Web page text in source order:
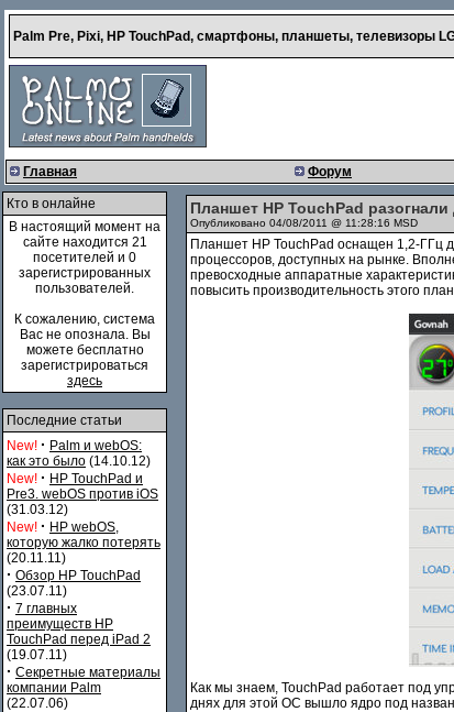
Palm Pre, Pixi, HP TouchPad, смартфоны, планшеты, телевизоры
Главная Форум
Кто в онлайне
В настоящий момент на
сайте находится 21
посетителей и 0
зарегистрированных
пользователей.
К сожалению, система
Вас не опознала. Вы
можете бесплатно
зарегистрироваться
здесь
Последние статьи
New! · Palm и webOS:
как это было (14.10.12)
New! · HP TouchPad и
Pre3. webOS против iOS
(31.03.12)
New! · HP webOS,
которую жалко потерять
(20.11.11)
· Обзор HP TouchPad
(23.07.11)
· 7 главных
преимуществ HP
TouchPad перед iPad 2
(19.07.11)
· Секретные материалы
компании Palm
(22.07.06)
Планшет HP TouchPad разогнали
Опубликовано 04/08/2011 @ 11:28:16 MSD
Планшет HP TouchPad оснащен 1,2-ГГц
процессоров, доступных на рынке.
превосходные аппаратные
повысить производительность этого
Как мы знаем, TouchPad работает под
днях для этой ОС вышло ядро под